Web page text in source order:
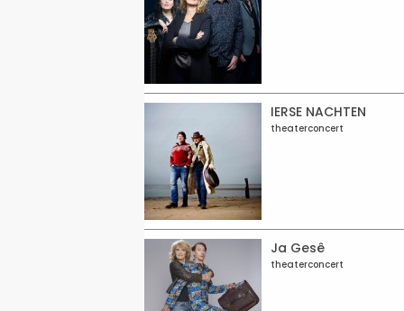
IERSE NACHTEN
theaterconcert
Ja Gesê
theaterconcert